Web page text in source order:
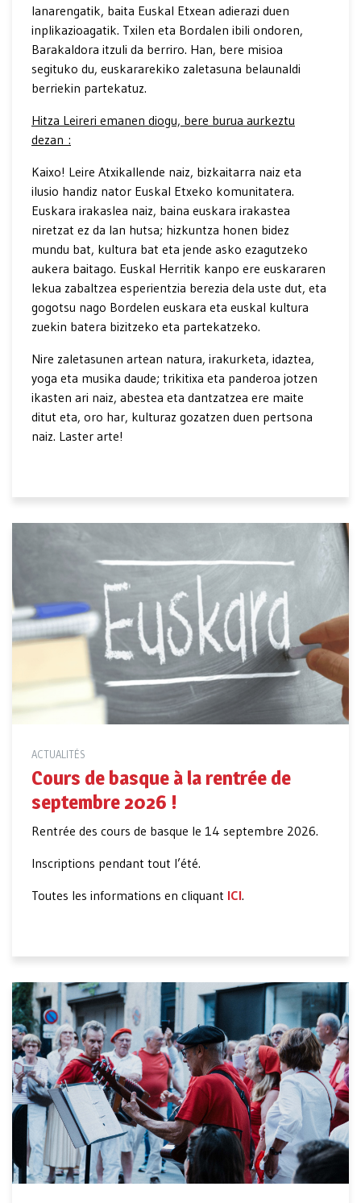
lanarengatik, baita Euskal Etxean adierazi duen
inplikazioagatik. Txilen eta Bordalen ibili ondoren,
Barakaldora itzuli da berriro. Han, bere misioa
segituko du, euskararekiko zaletasuna belaunaldi
berriekin partekatuz.
Hitza Leireri emanen diogu, bere burua aurkeztu
dezan :
Kaixo! Leire Atxikallende naiz, bizkaitarra naiz eta
ilusio handiz nator Euskal Etxeko komunitatera.
Euskara irakaslea naiz, baina euskara irakastea
niretzat ez da lan hutsa; hizkuntza honen bidez
mundu bat, kultura bat eta jende asko ezagutzeko
aukera baitago. Euskal Herritik kanpo ere euskararen
lekua zabaltzea esperientzia berezia dela uste dut, eta
gogotsu nago Bordelen euskara eta euskal kultura
zuekin batera bizitzeko eta partekatzeko.
Nire zaletasunen artean natura, irakurketa, idaztea,
yoga eta musika daude; trikitixa eta panderoa jotzen
ikasten ari naiz, abestea eta dantzatzea ere maite
ditut eta, oro har, kulturaz gozatzen duen pertsona
naiz. Laster arte!
ACTUALITÉS
Cours de basque à la rentrée de
septembre 2026 !
Rentrée des cours de basque le 14 septembre 2026.
Inscriptions pendant tout l’été.
Toutes les informations en cliquant ICI.